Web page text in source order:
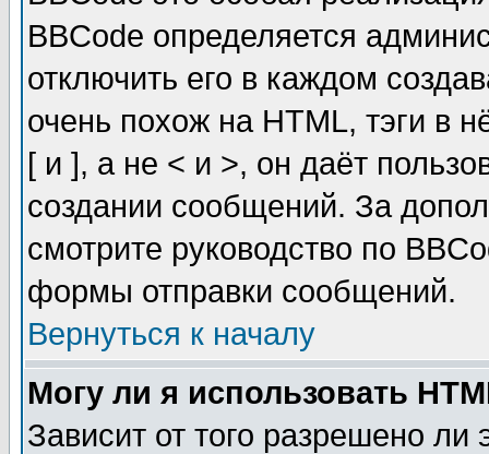
BBCode определяется
отключить его в каждом
очень похож на HTML, тэги в
[ и ], а не < и >, он даёт
создании сообщений. За
смотрите руководство по
формы отправки сообщений.
Вернуться к началу
Могу ли я использовать
Зависит от того разрешено